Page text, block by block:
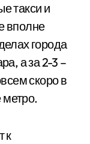
такси и
вполне
города
а за 2-3 –
скоро в
к